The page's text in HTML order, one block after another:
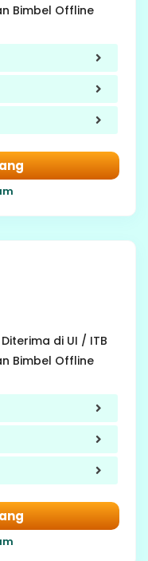
Bimbel Offline
di UI / ITB
Bimbel Offline